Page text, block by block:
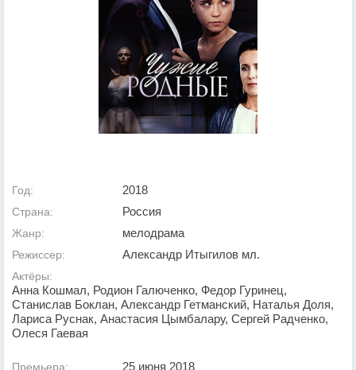
Год: 2018
Страна: Россия
Жанр: мелодрама
Режиссер: Александр Итыгилов мл.
Актёры:
Анна Кошмал, Родион Галюченко, Федор Гуринец,
Станислав Боклан, Александр Гетманский, Наталья Доля,
Лариса Руснак, Анастасия Цымбалару, Сергей Радченко,
Олеся Гаевая
Премьера: 25 июня 2018